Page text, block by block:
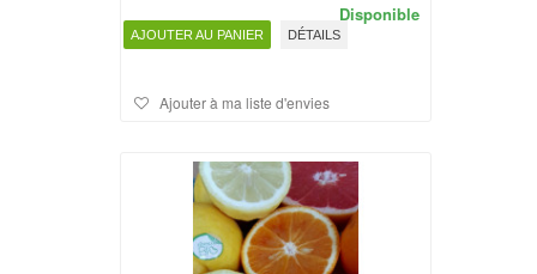
AJOUTER AU PANIER DÉTAILS
Disponible
Ajouter à ma liste d'envies